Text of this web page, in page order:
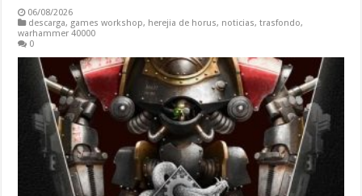
06/08/2026
descarga, games workshop, herejia de horus, noticias,trasfondo,
warhammer 40000
0